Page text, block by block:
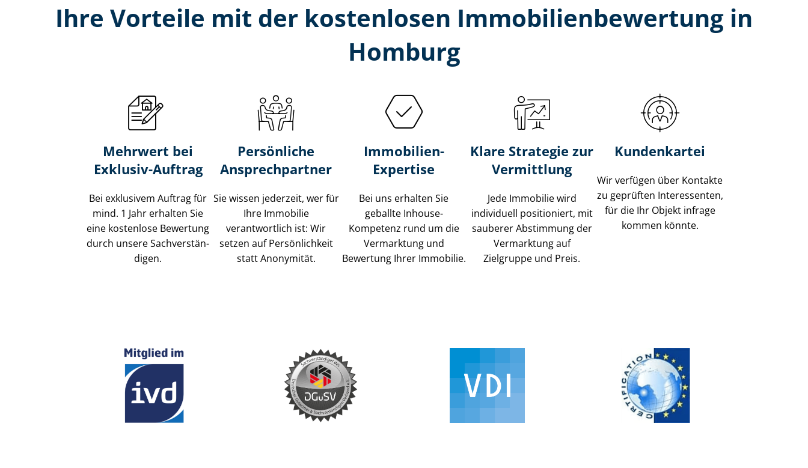
Ihre Vorteile mit der kostenlosen Im­mo­bi­li­en­be­wer­tung in
Homburg
Mehrwert bei
Exklusiv-Auftrag
Bei exklusivem Auftrag für
mind. 1 Jahr erhalten Sie
eine kostenlose Bewertung
durch unsere Sach­ver­stän­
di­gen.
Persönliche
Ansprechpartner
Sie wissen jederzeit, wer für
Ihre Immobilie
verantwortlich ist: Wir
setzen auf Persönlichkeit
statt Anonymität.
Immobilien-
Expertise
Bei uns erhalten Sie
geballte Inhouse-
Kompetenz rund um die
Vermarktung und
Bewertung Ihrer Immobilie.
Klare Strategie zur
Vermittlung
Jede Immobilie wird
individuell positioniert, mit
sauberer Abstimmung der
Vermarktung auf
Zielgruppe und Preis.
Kundenkartei
Wir verfügen über Kontakte
zu geprüften Interessenten,
für die Ihr Objekt infrage
kommen könnte.